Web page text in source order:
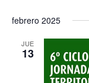
febrero 2025
JUE
13